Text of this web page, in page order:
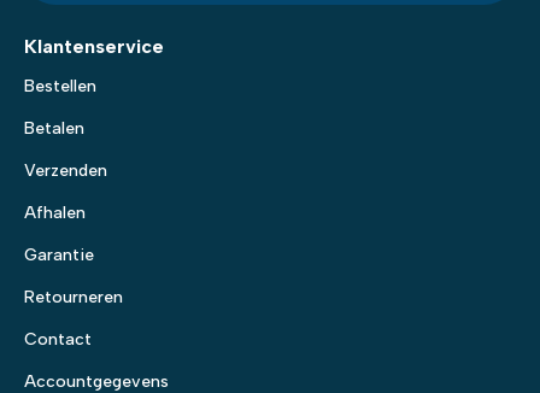
Klantenservice
Bestellen
Betalen
Verzenden
Afhalen
Garantie
Retourneren
Contact
Accountgegevens